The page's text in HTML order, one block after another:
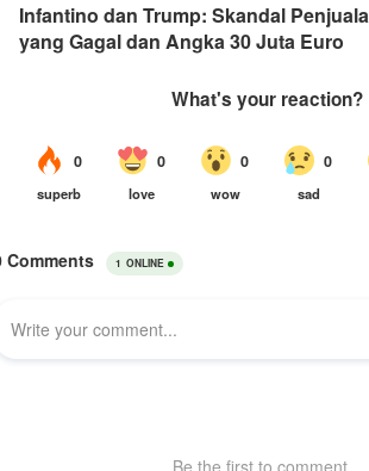
Infantino dan Trump: Skandal
yang Gagal dan Angka 30 Juta Euro